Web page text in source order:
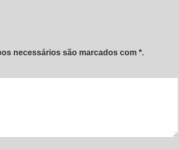
necessários são marcados com *.